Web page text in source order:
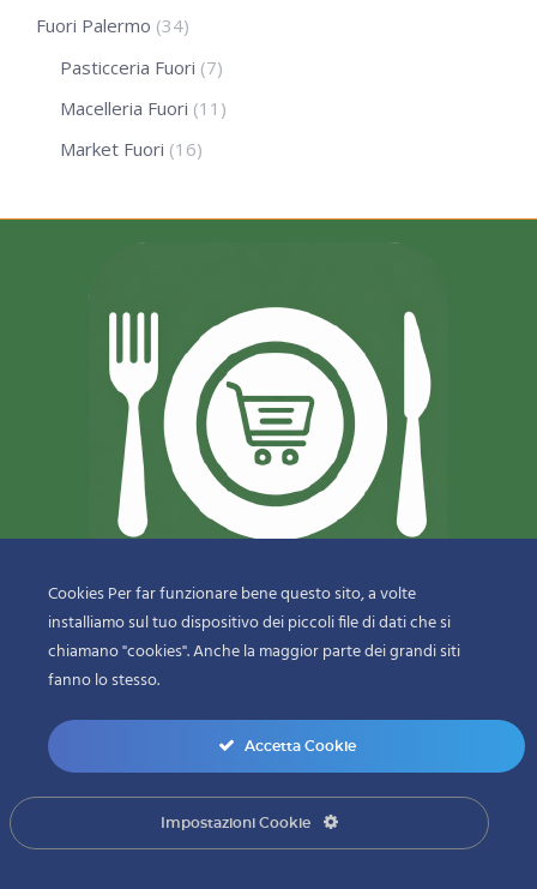
Fuori Palermo (34)
Pasticceria Fuori (7)
Macelleria Fuori (11)
Market Fuori (16)
© 2018-2020 CopyrightSfizi & Delizie di Dragotto Gaetano & C.
Snc
0
Cookies Per far funzionare bene questo sito, a volte
installiamo sul tuo dispositivo dei piccoli file di dati che si
chiamano "cookies". Anche la maggior parte dei grandi siti
fanno lo stesso.
Accetta Cookie
Impostazioni Cookie